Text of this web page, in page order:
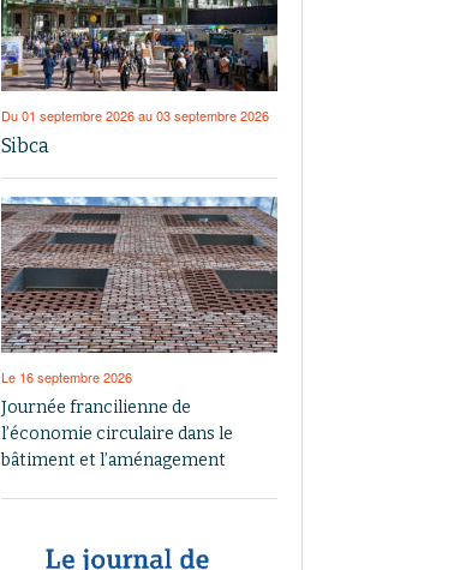
Du 01 septembre 2026 au 03 septembre 2026
Sibca
Le 16 septembre 2026
Journée francilienne de
l’économie circulaire dans le
bâtiment et l’aménagement